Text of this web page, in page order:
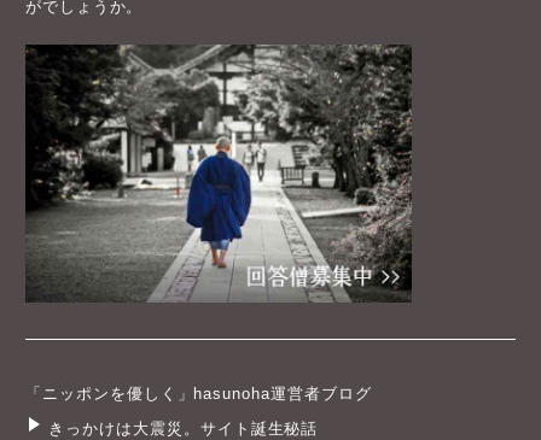
がでしょうか。
「ニッポンを優しく」hasunoha運営者ブログ
きっかけは大震災。サイト誕生秘話